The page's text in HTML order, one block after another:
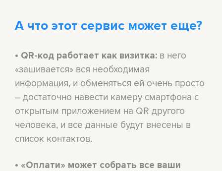
А что этот сервис может еще?
• QR-код работает как визитка: в него
«зашивается» вся необходимая
информация, и обменяться ей очень просто
– достаточно навести камеру смартфона с
открытым приложением на QR другого
человека, и все данные будут внесены в
список контактов.
• «Оплати» может собрать все ваши